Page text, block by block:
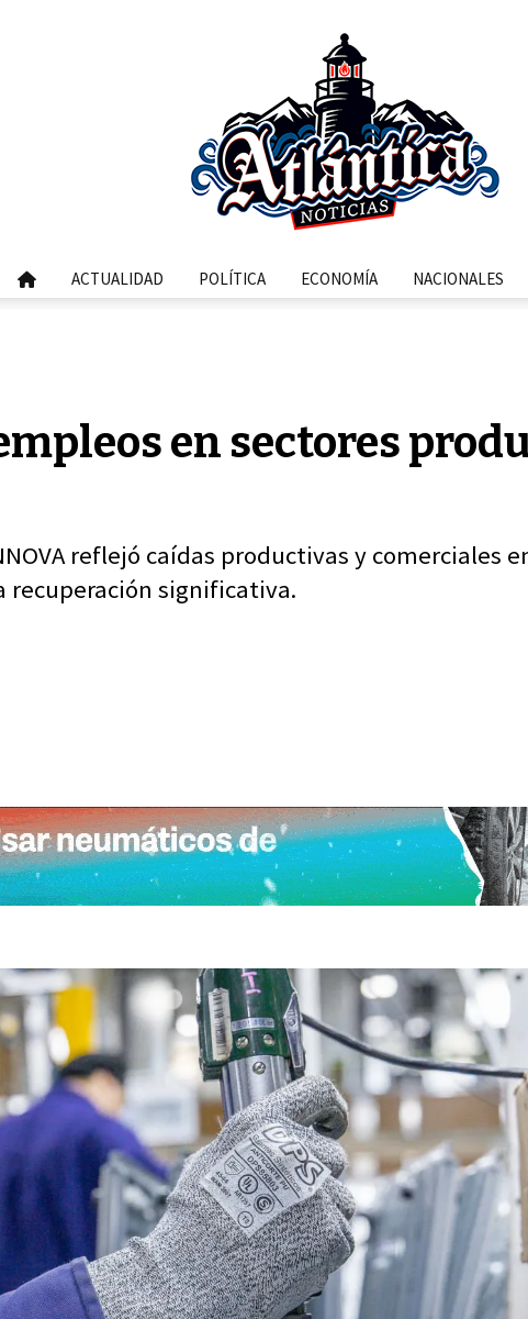
ACTUALIDAD POLÍTICA ECONOMÍA NACIONALES
en sectores
reflejó caídas productivas y comerciales
recuperación significativa.